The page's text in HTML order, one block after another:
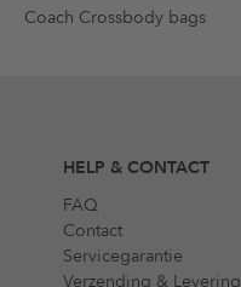
Coach Crossbody bags
HELP & CONTACT
FAQ
Contact
Servicegarantie
Verzending & Levering